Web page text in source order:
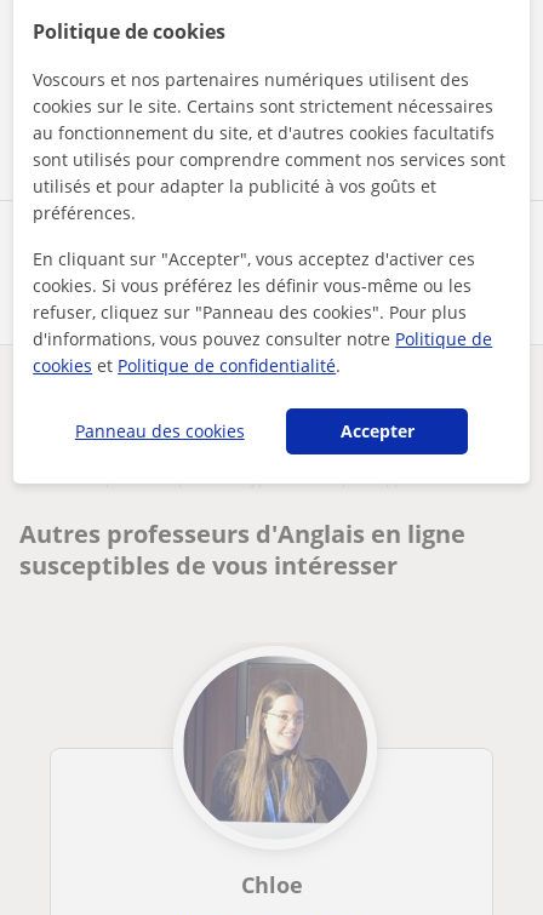
Partagez ce professeur
En cliquant sur l'un des deux boutons, vous acceptez nos
mentions légales
Contacter maintenant
Anglais
Autres professeurs d'Anglais en ligne
susceptibles de vous intéresser
Chloe
Politique de cookies
Voscours et nos partenaires numériques utilisent des
cookies sur le site. Certains sont strictement nécessaires
au fonctionnement du site, et d'autres cookies facultatifs
sont utilisés pour comprendre comment nos services sont
utilisés et pour adapter la publicité à vos goûts et
préférences.
En cliquant sur "Accepter", vous acceptez d'activer ces
cookies. Si vous préférez les définir vous-même ou les
refuser, cliquez sur "Panneau des cookies". Pour plus
d'informations, vous pouvez consulter notre Politique de
cookies et Politique de confidentialité.
Panneau des cookies Accepter